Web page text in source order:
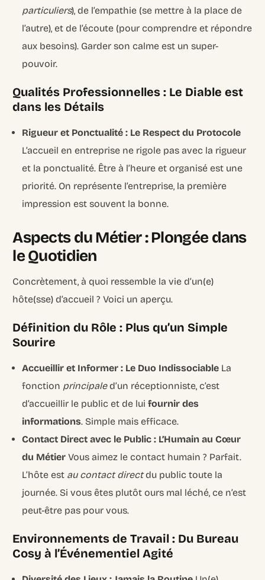
particuliers), de l’empathie (se mettre à la place de
l’autre), et de l’écoute (pour comprendre et répondre
aux besoins). Garder son calme est un super-
pouvoir.
Qualités Professionnelles : Le Diable est
dans les Détails
Rigueur et Ponctualité : Le Respect du Protocole
L’accueil en entreprise ne rigole pas avec la rigueur
et la ponctualité. Être à l’heure et organisé est une
priorité. On représente l’entreprise, la première
impression est souvent la bonne.
Aspects du Métier : Plongée dans
le Quotidien
Concrètement, à quoi ressemble la vie d’un(e)
hôte(sse) d’accueil ? Voici un aperçu.
Définition du Rôle : Plus qu’un Simple
Sourire
Accueillir et Informer : Le Duo Indissociable La
fonction principaled’un réceptionniste, c’est
d’accueillir le public et de luifournir des
informations. Simple mais efficace.
Contact Direct avec le Public : L’Humain au Cœur
du Métier Vous aimez le contact humain ? Parfait.
L’hôte est au contact directdu public toute la
journée. Si vous êtes plutôt ours mal léché, ce n’est
peut-être pas pour vous.
Environnements de Travail : Du Bureau
Cosy à l’Événementiel Agité